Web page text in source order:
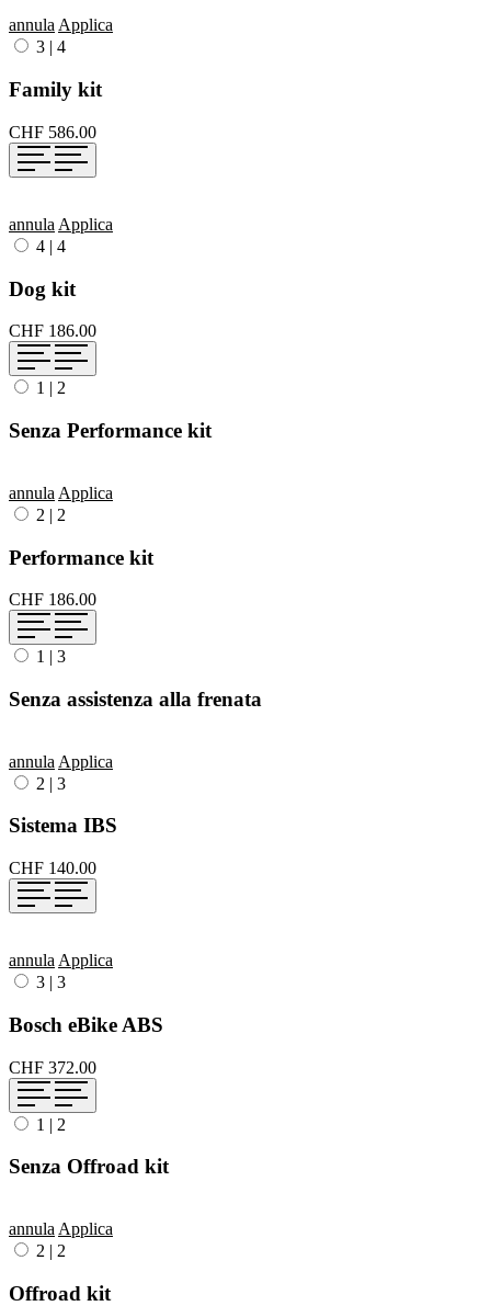
annulaApplica
3
4
Family kit
CHF 586.00
annula Applica
4 | 4
Dog kit
CHF 186.00
1 | 2
Senza Performance kit
annula Applica
2 | 2
Performance kit
CHF 186.00
1 | 3
Senza assistenza alla frenata
annula Applica
2 | 3
Sistema IBS
CHF 140.00
annula Applica
3 | 3
Bosch eBike ABS
CHF 372.00
1 | 2
Senza Offroad kit
annula Applica
2 | 2
Offroad kit